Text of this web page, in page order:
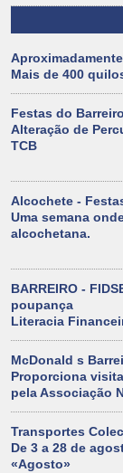
Mais de 400
Festas do
Alteração de
TCB
Alcochete -
Uma semana
alcochetana.
BARREIRO -
poupança
Literacia
McDonald s
Proporciona
pela Associação
Transportes
De 3 a 28 de
«Agosto»